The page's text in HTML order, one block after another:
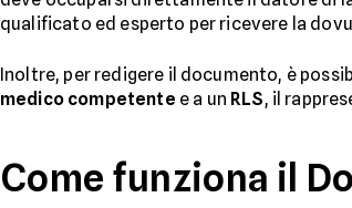
qualificato ed esperto per ricevere la
Inoltre, per redigere il documento, è
medico competente e a un RLS, il
Come funziona il